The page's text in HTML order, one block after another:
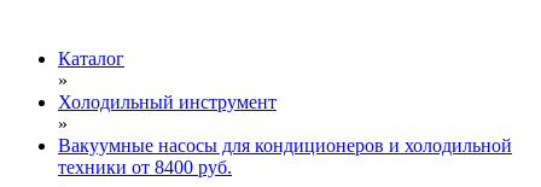
Каталог
»
Холодильный инструмент
»
Вакуумные насосы для кондиционеров и холодильной
техники от 8400 руб.